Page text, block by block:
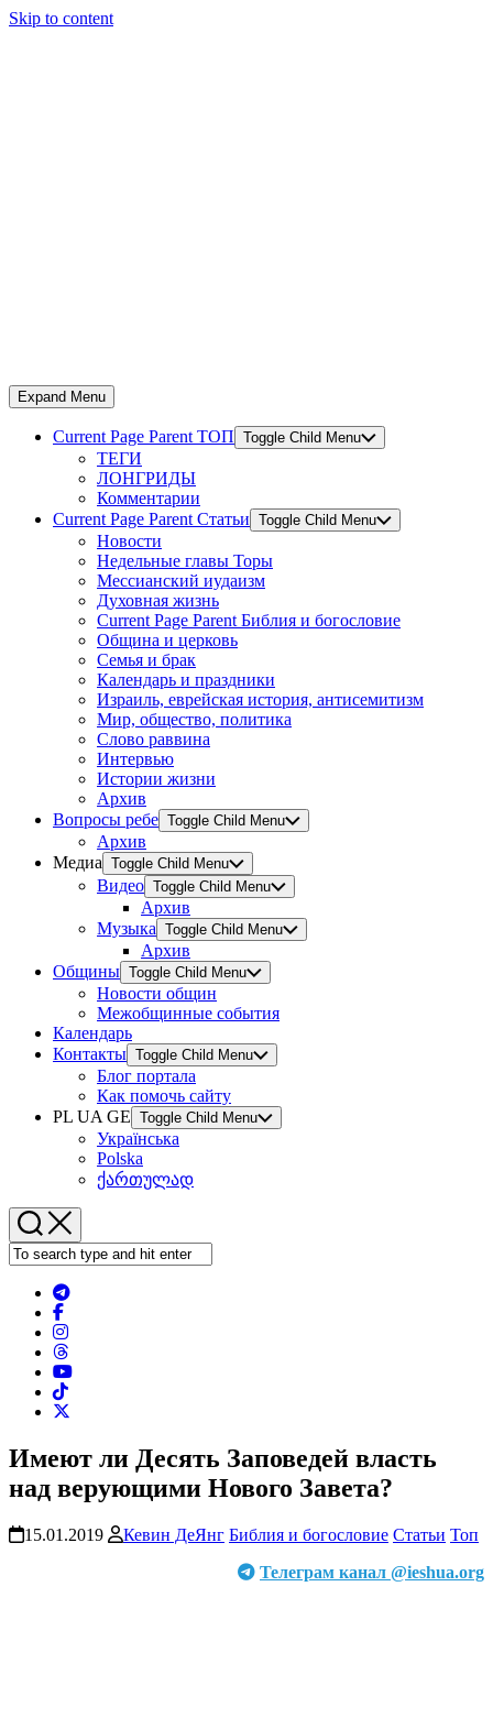
Skip to content
Expand Menu
Current Page Parent ТОП Toggle Child Menu
ТЕГИ
ЛОНГРИДЫ
Комментарии
Current Page Parent Статьи Toggle Child Menu
Новости
Недельные главы Торы
Мессианский иудаизм
Духовная жизнь
Current Page Parent Библия и богословие
Община и церковь
Семья и брак
Календарь и праздники
Израиль, еврейская история, антисемитизм
Мир, общество, политика
Слово раввина
Интервью
Истории жизни
Архив
Вопросы ребе Toggle Child Menu
Архив
Медиа Toggle Child Menu
Видео Toggle Child Menu
Архив
Музыка Toggle Child Menu
Архив
Общины Toggle Child Menu
Новости общин
Межобщинные события
Календарь
Контакты Toggle Child Menu
Блог портала
Как помочь сайту
PL UA GE Toggle Child Menu
Українська
Polska
ქართულად
Имеют ли Десять Заповедей власть
над верующими Нового Завета?
15.01.2019 Кевин ДеЯнг Библия и богословие Статьи Топ
Телеграм канал @ieshua.org